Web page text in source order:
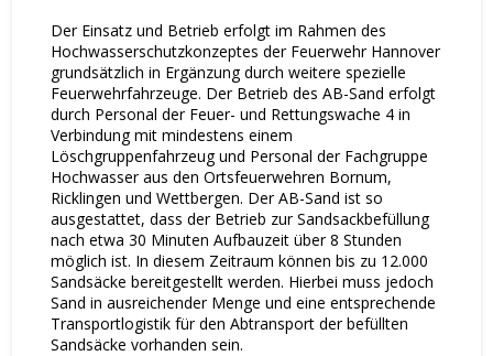
Der Einsatz und Betrieb erfolgt im Rahmen des
Hochwasserschutzkonzeptes der Feuerwehr Hannover
grundsätzlich in Ergänzung durch weitere spezielle
Feuerwehrfahrzeuge. Der Betrieb des AB-Sand erfolgt
durch Personal der Feuer- und Rettungswache 4 in
Verbindung mit mindestens einem
Löschgruppenfahrzeug und Personal der Fachgruppe
Hochwasser aus den Ortsfeuerwehren Bornum,
Ricklingen und Wettbergen. Der AB-Sand ist so
ausgestattet, dass der Betrieb zur Sandsackbefüllung
nach etwa 30 Minuten Aufbauzeit über 8 Stunden
möglich ist. In diesem Zeitraum können bis zu 12.000
Sandsäcke bereitgestellt werden. Hierbei muss jedoch
Sand in ausreichender Menge und eine entsprechende
Transportlogistik für den Abtransport der befüllten
Sandsäcke vorhanden sein.